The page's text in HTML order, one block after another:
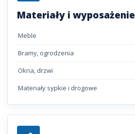
Materiały i wyposażenie
Meble
Bramy, ogrodzenia
Okna, drzwi
Materiały sypkie i drogowe